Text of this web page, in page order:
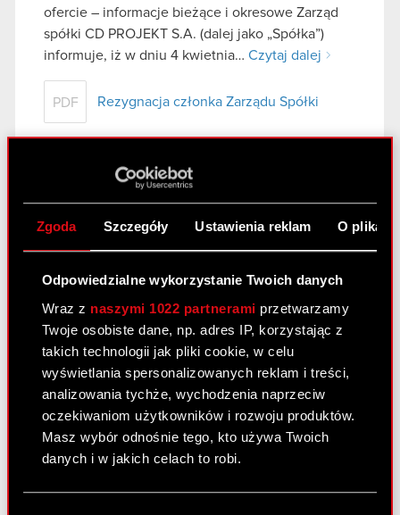
Zgoda Szczegóły Ustawienia reklam O
Odpowiedzialne wykorzystanie Twoich danych
Wraz z naszymi 1022 partnerami przetwarzamy
Twoje osobiste dane, np. adres IP, korzystając z
takich technologii jak pliki cookie, w celu
wyświetlania spersonalizowanych reklam i treści,
analizowania tychże, wychodzenia naprzeciw
oczekiwaniom użytkowników i rozwoju produktów.
Masz wybór odnośnie tego, kto używa Twoich
danych i w jakich celach to robi.
ofercie – informacje bieżące i okresowe Zarząd
spółki CD PROJEKT S.A. (dalej jako „Spółka”)
informuje, iż w dniu 4 kwietnia… Czytaj dalej
PDF Rezygnacja członka Zarządu Spółki
Raport bieżący nr 2/2019
12 marca 2019
Temat raportu: Zmiana terminu publikacji raportu
za 2018 rok Podstawa prawna raportu: Art. 56 ust.
1 pkt 2 Ustawy o ofercie – informacje bieżące i
okresowe Treść raportu: Zarząd spółki…
Czytaj
dalej
PDF
Zmiana terminu publikacji raportu
rocznego i skonsolidowanego raportu
rocznego za 2018 rok
Raport bieżący nr 1/2019